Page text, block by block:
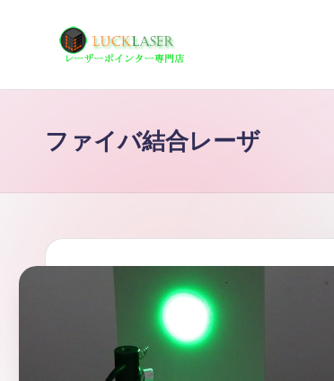
レ
ザ
ー
の
科
ザ
ン
タ
ファイバ結合レーザ